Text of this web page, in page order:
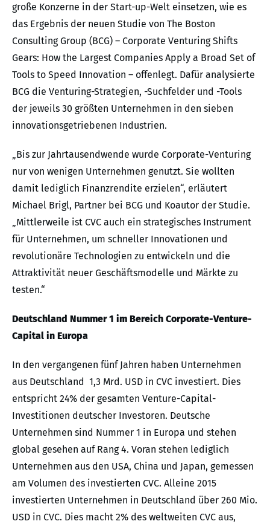
große Konzerne in der Start-up-Welt einsetzen, wie es
das Ergebnis der neuen Studie von The Boston
Consulting Group (BCG) – Corporate Venturing Shifts
Gears: How the Largest Companies Apply a Broad Set of
Tools to Speed Innovation – offenlegt. Dafür analysierte
BCG die Venturing-Strategien, -Suchfelder und -Tools
der jeweils 30 größten Unternehmen in den sieben
innovationsgetriebenen Industrien.
„Bis zur Jahrtausendwende wurde Corporate-Venturing
nur von wenigen Unternehmen genutzt. Sie wollten
damit lediglich Finanzrendite erzielen“, erläutert
Michael Brigl, Partner bei BCG und Koautor der Studie.
„Mittlerweile ist CVC auch ein strategisches Instrument
für Unternehmen, um schneller Innovationen und
revolutionäre Technologien zu entwickeln und die
Attraktivität neuer Geschäftsmodelle und Märkte zu
testen.“
Deutschland Nummer 1 im Bereich Corporate-Venture-
Capital in Europa
In den vergangenen fünf Jahren haben Unternehmen
aus Deutschland 1,3 Mrd. USD in CVC investiert. Dies
entspricht 24% der gesamten Venture-Capital-
Investitionen deutscher Investoren. Deutsche
Unternehmen sind Nummer 1 in Europa und stehen
global gesehen auf Rang 4. Voran stehen lediglich
Unternehmen aus den USA, China und Japan, gemessen
am Volumen des investierten CVC. Alleine 2015
investierten Unternehmen in Deutschland über 260 Mio.
USD in CVC. Dies macht 2% des weltweiten CVC aus,